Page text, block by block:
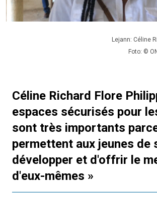
Lejann: Céline
Foto: ©
Céline Richard Flore
espaces sécurisés pour
sont très importants
permettent aux jeunes de
développer et d'offrir le
d'eux-mêmes »